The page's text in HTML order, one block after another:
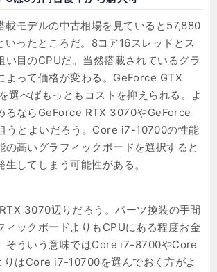
モデルの中古相場を見ていると57,880
ったところだ。8コア16スレッドとス
い目のCPUだ。当然搭載されているグラ
よって価格が変わる。GeForce GTX
選べばもっともコストを抑えられる。よ
るならGeForce RTX 3070やGeForce
うとよいだろう。Core i7-10700の性能
の高いグラフィックボードを選択すると
してしまう可能性がある。
3070辺りだろう。パーツ換装の手間
ィックボードよりもCPUにある程度お金
そういう意味ではCore i7-8700やCore
はCore i7-10700を選んでおく方がよ